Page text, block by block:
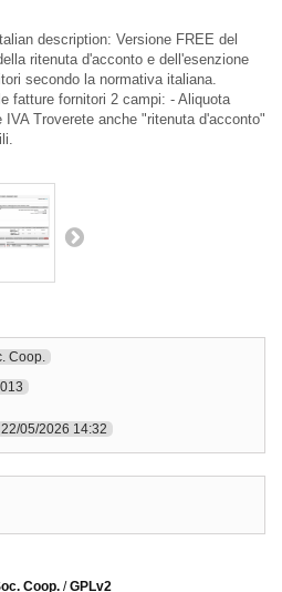
description: Versione FREE del
ritenuta d'acconto e dell'esenzione
secondo la normativa italiana.
fatture fornitori 2 campi: - Aliquota
Troverete anche "ritenuta d'acconto"
Coop.
22/05/2026 14:32
Coop. /GPLv2